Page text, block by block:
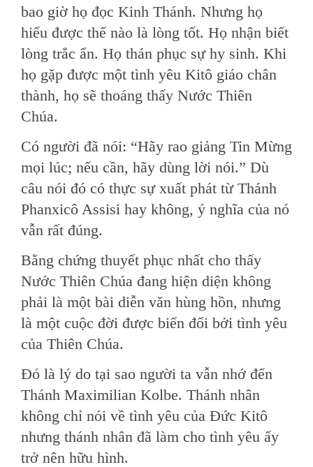
bao giờ họ đọc Kinh Thánh. Nhưng họ
hiểu được thế nào là lòng tốt. Họ nhận biết
lòng trắc ẩn. Họ thán phục sự hy sinh. Khi
họ gặp được một tình yêu Kitô giáo chân
thành, họ sẽ thoáng thấy Nước Thiên
Chúa.
Có người đã nói: “Hãy rao giảng Tin Mừng
mọi lúc; nếu cần, hãy dùng lời nói.” Dù
câu nói đó có thực sự xuất phát từ Thánh
Phanxicô Assisi hay không, ý nghĩa của nó
vẫn rất đúng.
Bằng chứng thuyết phục nhất cho thấy
Nước Thiên Chúa đang hiện diện không
phải là một bài diễn văn hùng hồn, nhưng
là một cuộc đời được biến đổi bởi tình yêu
của Thiên Chúa.
Đó là lý do tại sao người ta vẫn nhớ đến
Thánh Maximilian Kolbe. Thánh nhân
không chỉ nói về tình yêu của Đức Kitô
nhưng thánh nhân đã làm cho tình yêu ấy
trở nên hữu hình.